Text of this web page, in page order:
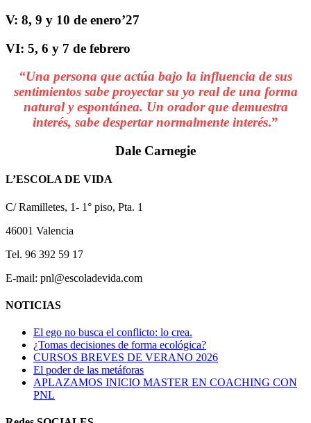
V: 8, 9 y 10 de enero’27
VI: 5, 6 y 7 de febrero
“Una persona que actúa bajo la influencia de sus
sentimientos sabe proyectar su yo real de una forma
natural y espontánea. Un orador que demuestra
interés, sabe despertar normalmente interés.”
Dale Carnegie
L’ESCOLA DE VIDA
C/ Ramilletes, 1- 1° piso, Pta. 1
46001 Valencia
Tel. 96 392 59 17
E-mail: pnl@escoladevida.com
NOTICIAS
El ego no busca el conflicto: lo crea.
¿Tomas decisiones de forma ecológica?
CURSOS BREVES DE VERANO 2026
El poder de las metáforas
APLAZAMOS INICIO MASTER EN COACHING CON
PNL